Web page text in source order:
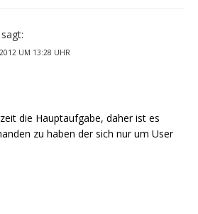
sagt:
UM 13:28 UHR
die Hauptaufgabe, daher ist es
zu haben der sich nur um User